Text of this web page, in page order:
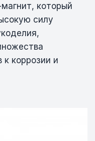
который
силу
к коррозии и